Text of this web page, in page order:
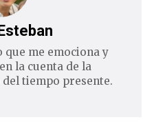
me emociona y
la cuenta de la
tiempo presente.